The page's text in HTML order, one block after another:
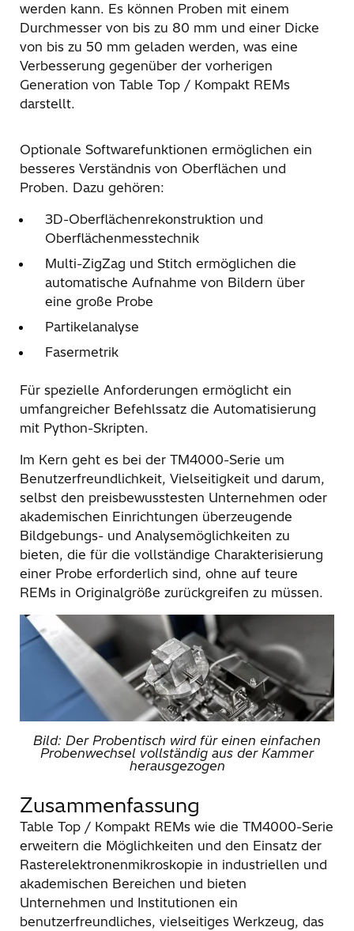
werden kann. Es können Proben mit einem
Durchmesser von bis zu 80 mm und einer Dicke
von bis zu 50 mm geladen werden, was eine
Verbesserung gegenüber der vorherigen
Generation von Table Top / Kompakt REMs
darstellt.
Optionale Softwarefunktionen ermöglichen ein
besseres Verständnis von Oberflächen und
Proben. Dazu gehören:
3D-Oberflächenrekonstruktion und
Oberflächenmesstechnik
Multi-ZigZag und Stitch ermöglichen die
automatische Aufnahme von Bildern über
eine große Probe
Partikelanalyse
Fasermetrik
Für spezielle Anforderungen ermöglicht ein
umfangreicher Befehlssatz die Automatisierung
mit Python-Skripten.
Im Kern geht es bei der TM4000-Serie um
Benutzerfreundlichkeit, Vielseitigkeit und darum,
selbst den preisbewusstesten Unternehmen oder
akademischen Einrichtungen überzeugende
Bildgebungs- und Analysemöglichkeiten zu
bieten, die für die vollständige Charakterisierung
einer Probe erforderlich sind, ohne auf teure
REMs in Originalgröße zurückgreifen zu müssen.
Bild: Der Probentisch wird für einen einfachen
Probenwechsel vollständig aus der Kammer
herausgezogen
Zusammenfassung
Table Top / Kompakt REMs wie die TM4000-Serie
erweitern die Möglichkeiten und den Einsatz der
Rasterelektronenmikroskopie in industriellen und
akademischen Bereichen und bieten
Unternehmen und Institutionen ein
benutzerfreundliches, vielseitiges Werkzeug, das